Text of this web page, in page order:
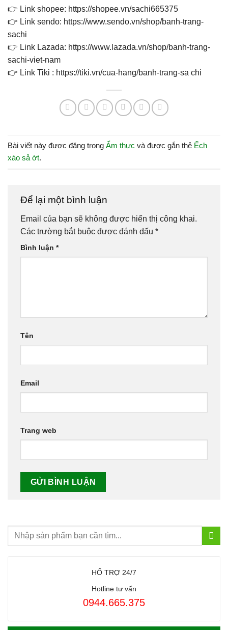
HỔ TRỢ 24/7
Hotline tư vấn
0944.665.375
👉 Link shopee: https://shopee.vn/sachi665375
👉 Link sendo: https://www.sendo.vn/shop/banh-trang-
sachi
👉 Link Lazada: https://www.lazada.vn/shop/banh-trang-
sachi-viet-nam
👉 Link Tiki : https://tiki.vn/cua-hang/banh-trang-sa chi
Bài viết này được đăng trong Ẩm thực và được gắn thẻ Ếch
xào sả ớt.
Để lại một bình luận
Email của bạn sẽ không được hiển thị công khai.
Các trường bắt buộc được đánh dấu *
Bình luận *
Tên
Email
Trang web